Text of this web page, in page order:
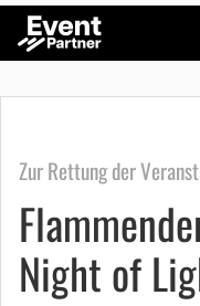
Zur Rettung der
Night of